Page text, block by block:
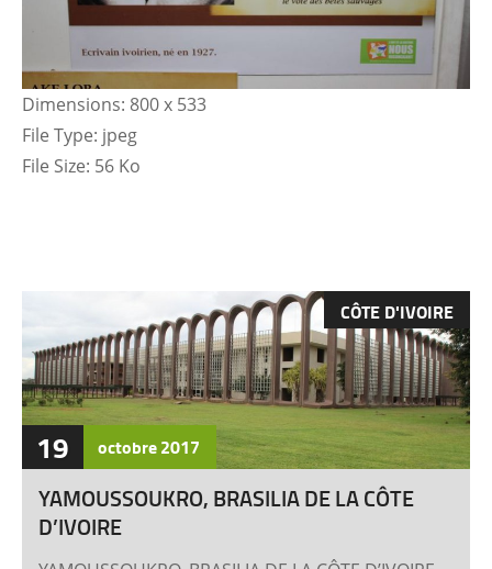
Dimensions: 800 x 533
File Type: jpeg
File Size: 56 Ko
CÔTE D'IVOIRE
19 octobre2017
YAMOUSSOUKRO, BRASILIA DE LA CÔTE
D’IVOIRE